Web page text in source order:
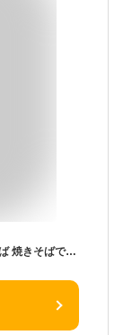
1000円ポッキリ 送料無料 ラーメン つけ麺 まぜそば 焼きそばで使える 生麺 ！！メール便 送料無料 麺のみ≪真空卵細生中華麺4玉セット≫※スープは付いていません。